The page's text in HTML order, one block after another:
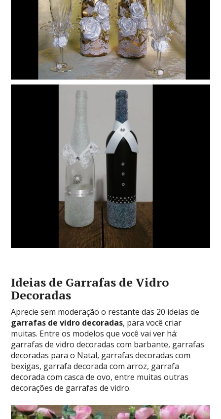
Ideias de Garrafas de Vidro
Decoradas
Aprecie sem moderação o restante das 20 ideias de
garrafas de vidro decoradas, para você criar
muitas. Entre os modelos que você vai ver há:
garrafas de vidro decoradas com barbante, garrafas
decoradas para o Natal, garrafas decoradas com
bexigas, garrafa decorada com arroz, garrafa
decorada com casca de ovo, entre muitas outras
decorações de garrafas de vidro.